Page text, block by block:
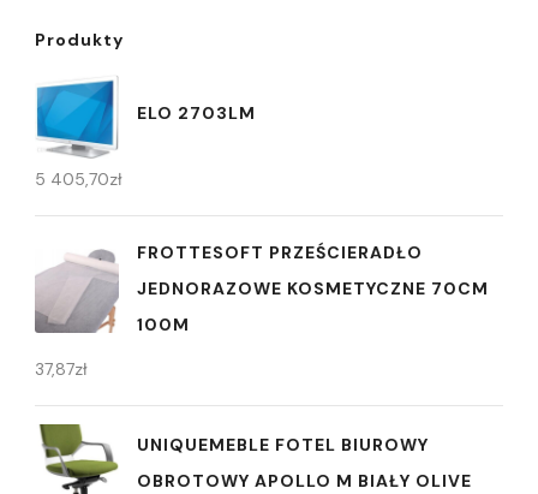
Produkty
ELO 2703LM
5 405,70zł
FROTTESOFT PRZEŚCIERADŁO
JEDNORAZOWE KOSMETYCZNE 70CM
100M
37,87zł
UNIQUEMEBLE FOTEL BIUROWY
OBROTOWY APOLLO M BIAŁY OLIVE